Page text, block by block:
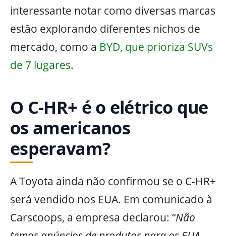
interessante notar como diversas marcas
estão explorando diferentes nichos de
mercado, como a BYD, que prioriza SUVs
de 7 lugares.
O C-HR+ é o elétrico que
os americanos
esperavam?
A Toyota ainda não confirmou se o C-HR+
será vendido nos EUA. Em comunicado à
Carscoops, a empresa declarou: “Não